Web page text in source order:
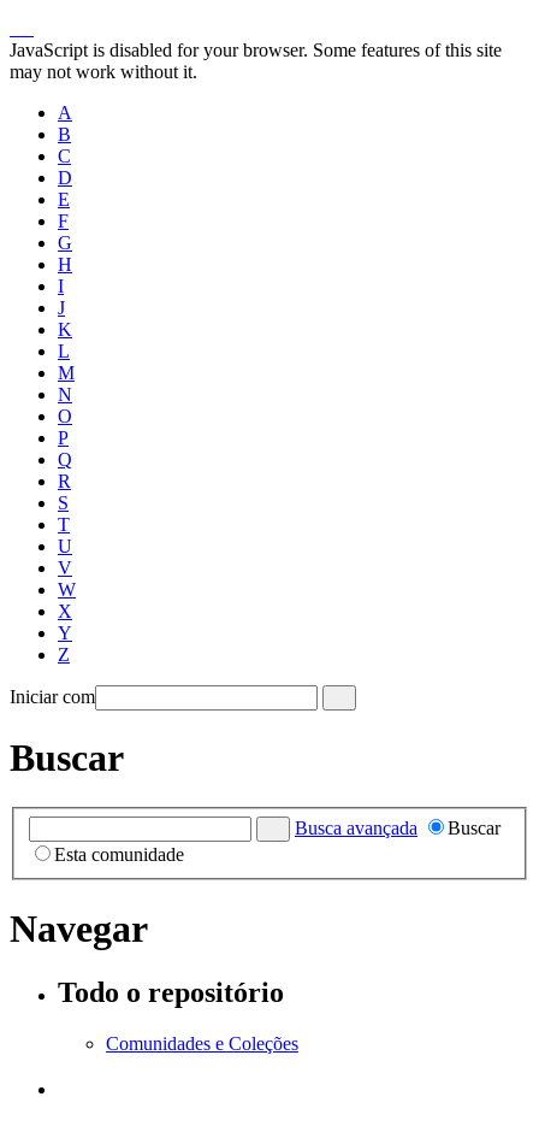
JavaScript is disabled for your browser. Some features of this site
may not work without it.
A
B
C
D
E
F
G
H
I
J
K
L
M
N
O
P
Q
R
S
T
U
V
W
X
Y
Z
Iniciar com
Buscar
Busca avançada
Buscar
Esta comunidade
Navegar
Todo o repositório
Comunidades e Coleções